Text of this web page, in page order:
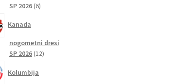
SP 2026 66
Kanada
nogometni dresi
SP 2026 1212
Kolumbija